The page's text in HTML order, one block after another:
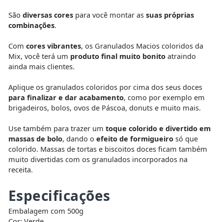
São diversas corespara você montar as suas próprias
combinações.
Com cores vibrantes, os Granulados Macios coloridos da
Mix, você terá um produto final muito bonitoatraindo
ainda mais clientes.
Aplique os granulados coloridos por cima dos seus doces
para finalizar e dar acabamento, como por exemplo em
brigadeiros, bolos, ovos de Páscoa, donuts e muito mais.
Use também para trazer um toque colorido e divertido em
massas de bolo, dando o efeito de formigueirosó que
colorido. Massas de tortas e biscoitos doces ficam também
muito divertidas com os granulados incorporados na
receita.
Especificações
Embalagem com 500g